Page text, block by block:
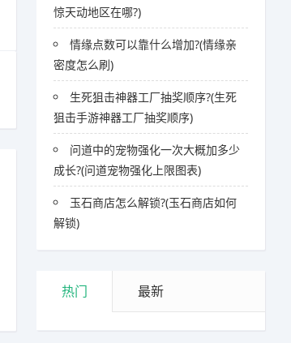
惊天动地区在哪?)
情缘点数可以靠什么增加?(情缘亲
密度怎么刷)
生死狙击神器工厂抽奖顺序?(生死
狙击手游神器工厂抽奖顺序)
问道中的宠物强化一次大概加多少
成长?(问道宠物强化上限图表)
玉石商店怎么解锁?(玉石商店如何
解锁)
热门 最新